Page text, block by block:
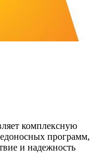
комплексную
программ,
и надежность